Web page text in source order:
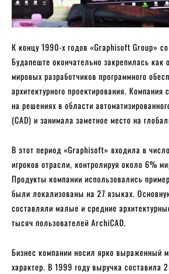
К концу 1990-х годов «Graphisoft Group»
Будапеште окончательно закрепилась как
мировых разработчиков программного
архитектурного проектирования. Компания
на решениях в области
(CAD) и занимала заметное место на
В этот период «Graphisoft» входила в
игроков отрасли, контролируя около 6%
Продукты компании использовались
были локализованы на 27 языках.
составляли малые и средние
тысяч пользователей ArchiCAD.
Бизнес компании носил ярко выраженный
характер. В 1999 году выручка составила